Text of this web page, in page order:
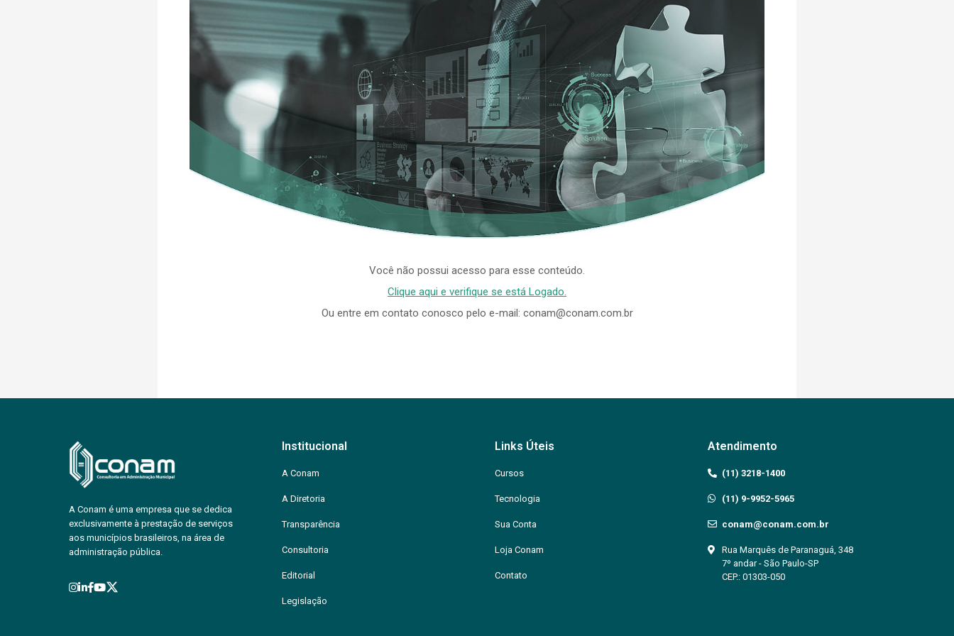
Você não possui acesso para esse conteúdo.
Clique aqui e verifique se está Logado.
Ou entre em contato conosco pelo e-mail: conam@conam.com.br
A Conam é uma empresa que se dedica
exclusivamente à prestação de serviços
aos municípios brasileiros, na área de
administração pública.
Institucional
A Conam
A Diretoria
Transparência
Consultoria
Editorial
Legislação
Links Úteis
Cursos
Tecnologia
Sua Conta
Loja Conam
Contato
Atendimento
(11) 3218-1400
(11) 9-9952-5965
conam@conam.com.br
Rua Marquês de Paranaguá, 348
7º andar - São Paulo-SP
CEP.: 01303-050